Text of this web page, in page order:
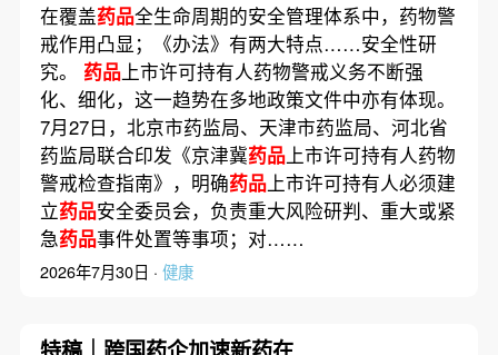
在覆盖药品全生命周期的安全管理体系中，药物警
戒作用凸显；《办法》有两大特点……安全性研
究。 药品上市许可持有人药物警戒义务不断强
化、细化，这一趋势在多地政策文件中亦有体现。
7月27日，北京市药监局、天津市药监局、河北省
药监局联合印发《京津冀药品上市许可持有人药物
警戒检查指南》，明确药品上市许可持有人必须建
立药品安全委员会，负责重大风险研判、重大或紧
急药品事件处置等事项；对……
2026年7月30日 · 健康